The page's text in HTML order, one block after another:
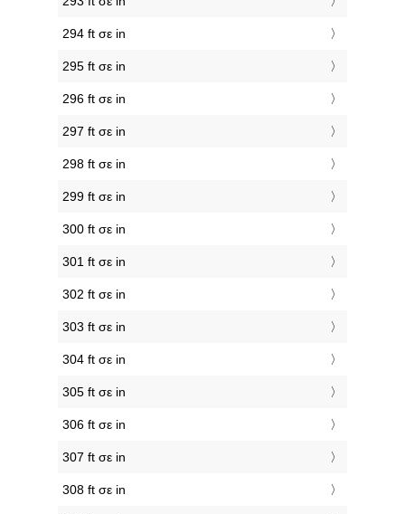
294 ft σε in
295 ft σε in
296 ft σε in
297 ft σε in
298 ft σε in
299 ft σε in
300 ft σε in
301 ft σε in
302 ft σε in
303 ft σε in
304 ft σε in
305 ft σε in
306 ft σε in
307 ft σε in
308 ft σε in